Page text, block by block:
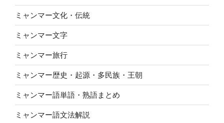
ミャンマー文化・伝統
ミャンマー文字
ミャンマー旅行
ミャンマー歴史・起源・多民族・王朝
ミャンマー語単語・熟語まとめ
ミャンマー語文法解説